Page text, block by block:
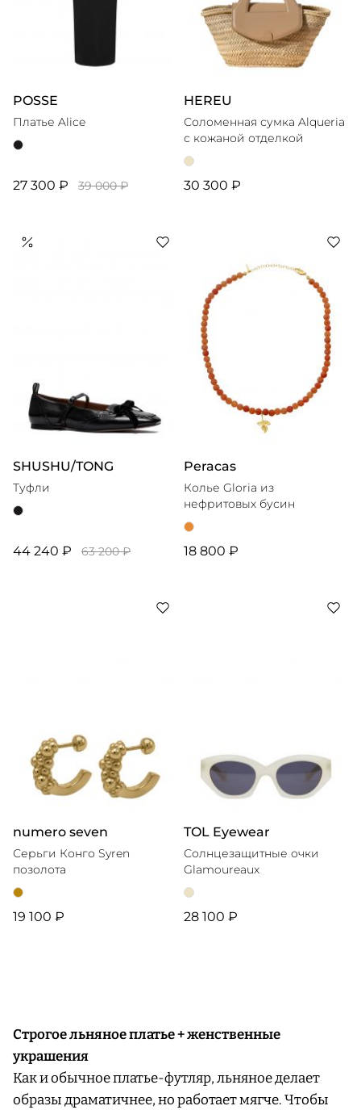
POSSE
Платье Alice
27 300 ₽ 39 000 ₽
HEREU
Соломенная сумка Alqueria
с кожаной отделкой
30 300 ₽
SHUSHU/TONG
Туфли
44 240 ₽ 63 200 ₽
Peracas
Колье Gloria из
нефритовых бусин
18 800 ₽
numero seven
Серьги Конго Syren
позолота
19 100 ₽
TOL Eyewear
Солнцезащитные очки
Glamoureaux
28 100 ₽
Строгое льняное платье + женственные
украшения
Как и обычное платье-футляр, льняное делает
образы драматичнее, но работает мягче. Чтобы